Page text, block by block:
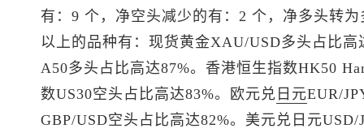
有：9 个，净空头减少的有：2 个，净多头转
以上的品种有： 现货黄金XAU/USD多头占比
A50多头占比高达87%。香港恒生指数HK50
数US30空头占比高达83%。欧元兑 日元EUR/
GBP/USD空头占比高达82%。 美元兑日元USD/